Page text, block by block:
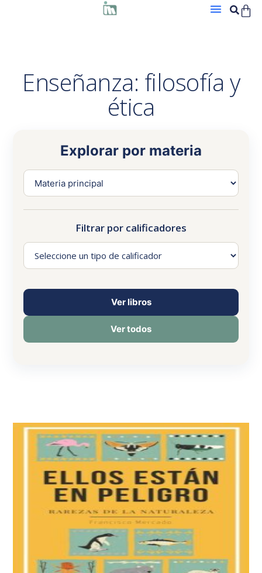
Enseñanza: filosofía y
ética
Explorar por materia
Filtrar por calificadores
Ver libros
Ver todos